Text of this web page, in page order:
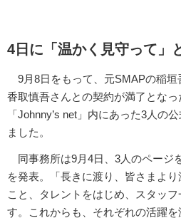
4日に「温かく見守って」
9月8日をもって、元SMAPの稲垣
香取慎吾さんとの契約が満了となっ
「Johnny’s net」内にあった3人の
ました。
同事務所は9月4日、3人のページ
を発表。「長きに渡り、皆さまよ
こと、タレントをはじめ、スタッ
す。これからも、それぞれの活躍